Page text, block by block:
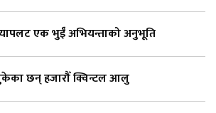
एक भुईँ अभियन्ताको अनुभूति
छन् हजारौँ क्विन्टल आलु